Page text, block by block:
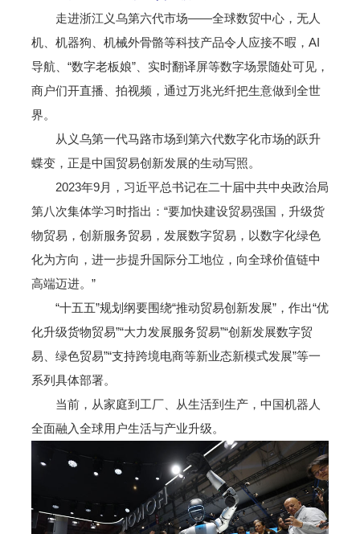
走进浙江义乌第六代市场——全球数贸中心，无人
机、机器狗、机械外骨骼等科技产品令人应接不暇，AI
导航、“数字老板娘”、实时翻译屏等数字场景随处可见，
商户们开直播、拍视频，通过万兆光纤把生意做到全世
界。
从义乌第一代马路市场到第六代数字化市场的跃升
蝶变，正是中国贸易创新发展的生动写照。
2023年9月，习近平总书记在二十届中共中央政治局
第八次集体学习时指出：“要加快建设贸易强国，升级货
物贸易，创新服务贸易，发展数字贸易，以数字化绿色
化为方向，进一步提升国际分工地位，向全球价值链中
高端迈进。”
“十五五”规划纲要围绕“推动贸易创新发展”，作出“优
化升级货物贸易”“大力发展服务贸易”“创新发展数字贸
易、绿色贸易”“支持跨境电商等新业态新模式发展”等一
系列具体部署。
当前，从家庭到工厂、从生活到生产，中国机器人
全面融入全球用户生活与产业升级。